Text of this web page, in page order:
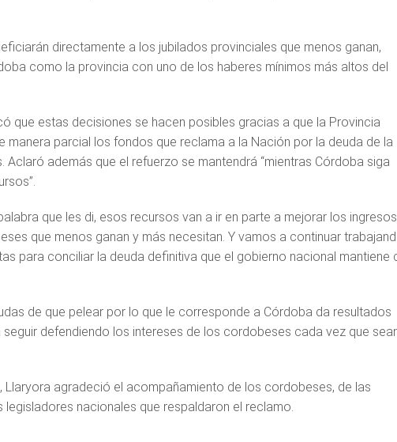
directamente a los jubilados provinciales que menos ganan,
como la provincia con uno de los haberes mínimos más altos del
que estas decisiones se hacen posibles gracias a que la Provincia
manera parcial los fondos que reclama a la Nación por la deuda de la
Aclaró además que el refuerzo se mantendrá “mientras Córdoba siga
que les di, esos recursos van a ir en parte a mejorar los
que menos ganan y más necesitan. Y vamos a continuar
para conciliar la deuda definitiva que el gobierno nacional mantiene
de que pelear por lo que le corresponde a Córdoba da resultados
defendiendo los intereses de los cordobeses cada vez que
Llaryora agradeció el acompañamiento de los cordobeses, de las
legisladores nacionales que respaldaron el reclamo.